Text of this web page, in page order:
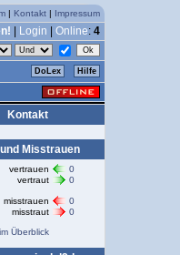
| Kontakt | Impressum
Login Online: 4
DoLex Hilfe
Kontakt
Misstrauen
vertrauen
0
vertraut
0
misstrauen
0
misstraut
0
Überblick